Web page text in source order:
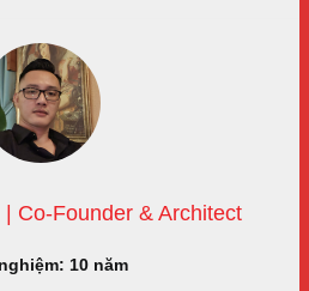
Co-Founder & Architect
10 năm